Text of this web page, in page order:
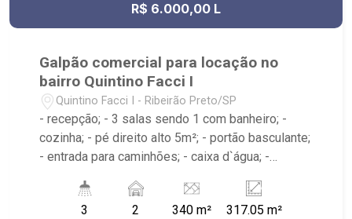
R$ 6.000,00 L
Galpão comercial para locação no
bairro Quintino Facci I
Quintino Facci I - Ribeirão Preto/SP
- recepção; - 3 salas sendo 1 com banheiro; -
cozinha; - pé direito alto 5m²; - portão basculante;
- entrada para caminhões; - caixa d`água; -
Wood Madeiras
3
2 340 m² 317.05 m²